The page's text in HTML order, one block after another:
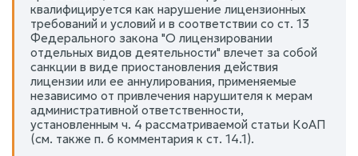
квалифицируется как нарушение лицензионных
требований и условий и в соответствии со ст. 13
Федерального закона "О лицензировании
отдельных видов деятельности" влечет за собой
санкции в виде приостановления действия
лицензии или ее аннулирования, применяемые
независимо от привлечения нарушителя к мерам
административной ответственности,
установленным ч. 4 рассматриваемой статьи КоАП
(см. также п. 6 комментария к ст. 14.1).